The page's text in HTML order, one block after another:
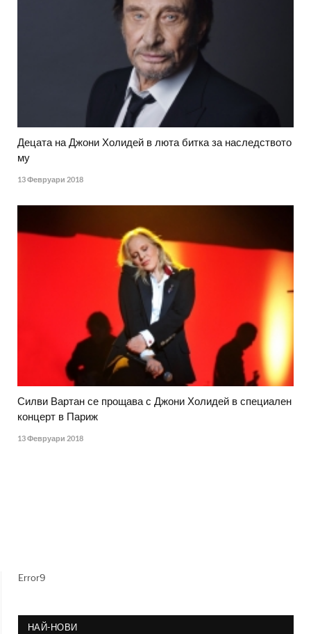
Децата на Джони Холидей в люта битка за наследството
му
13 Февруари 2018
Силви Вартан се прощава с Джони Холидей в специален
концерт в Париж
13 Февруари 2018
Error9
НАЙ-НОВИ